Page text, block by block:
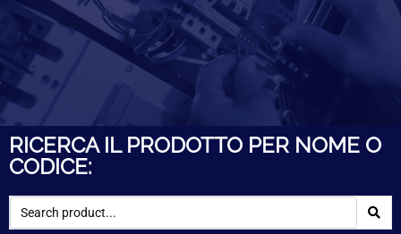
RICERCA IL PRODOTTO PER NOME O
CODICE: